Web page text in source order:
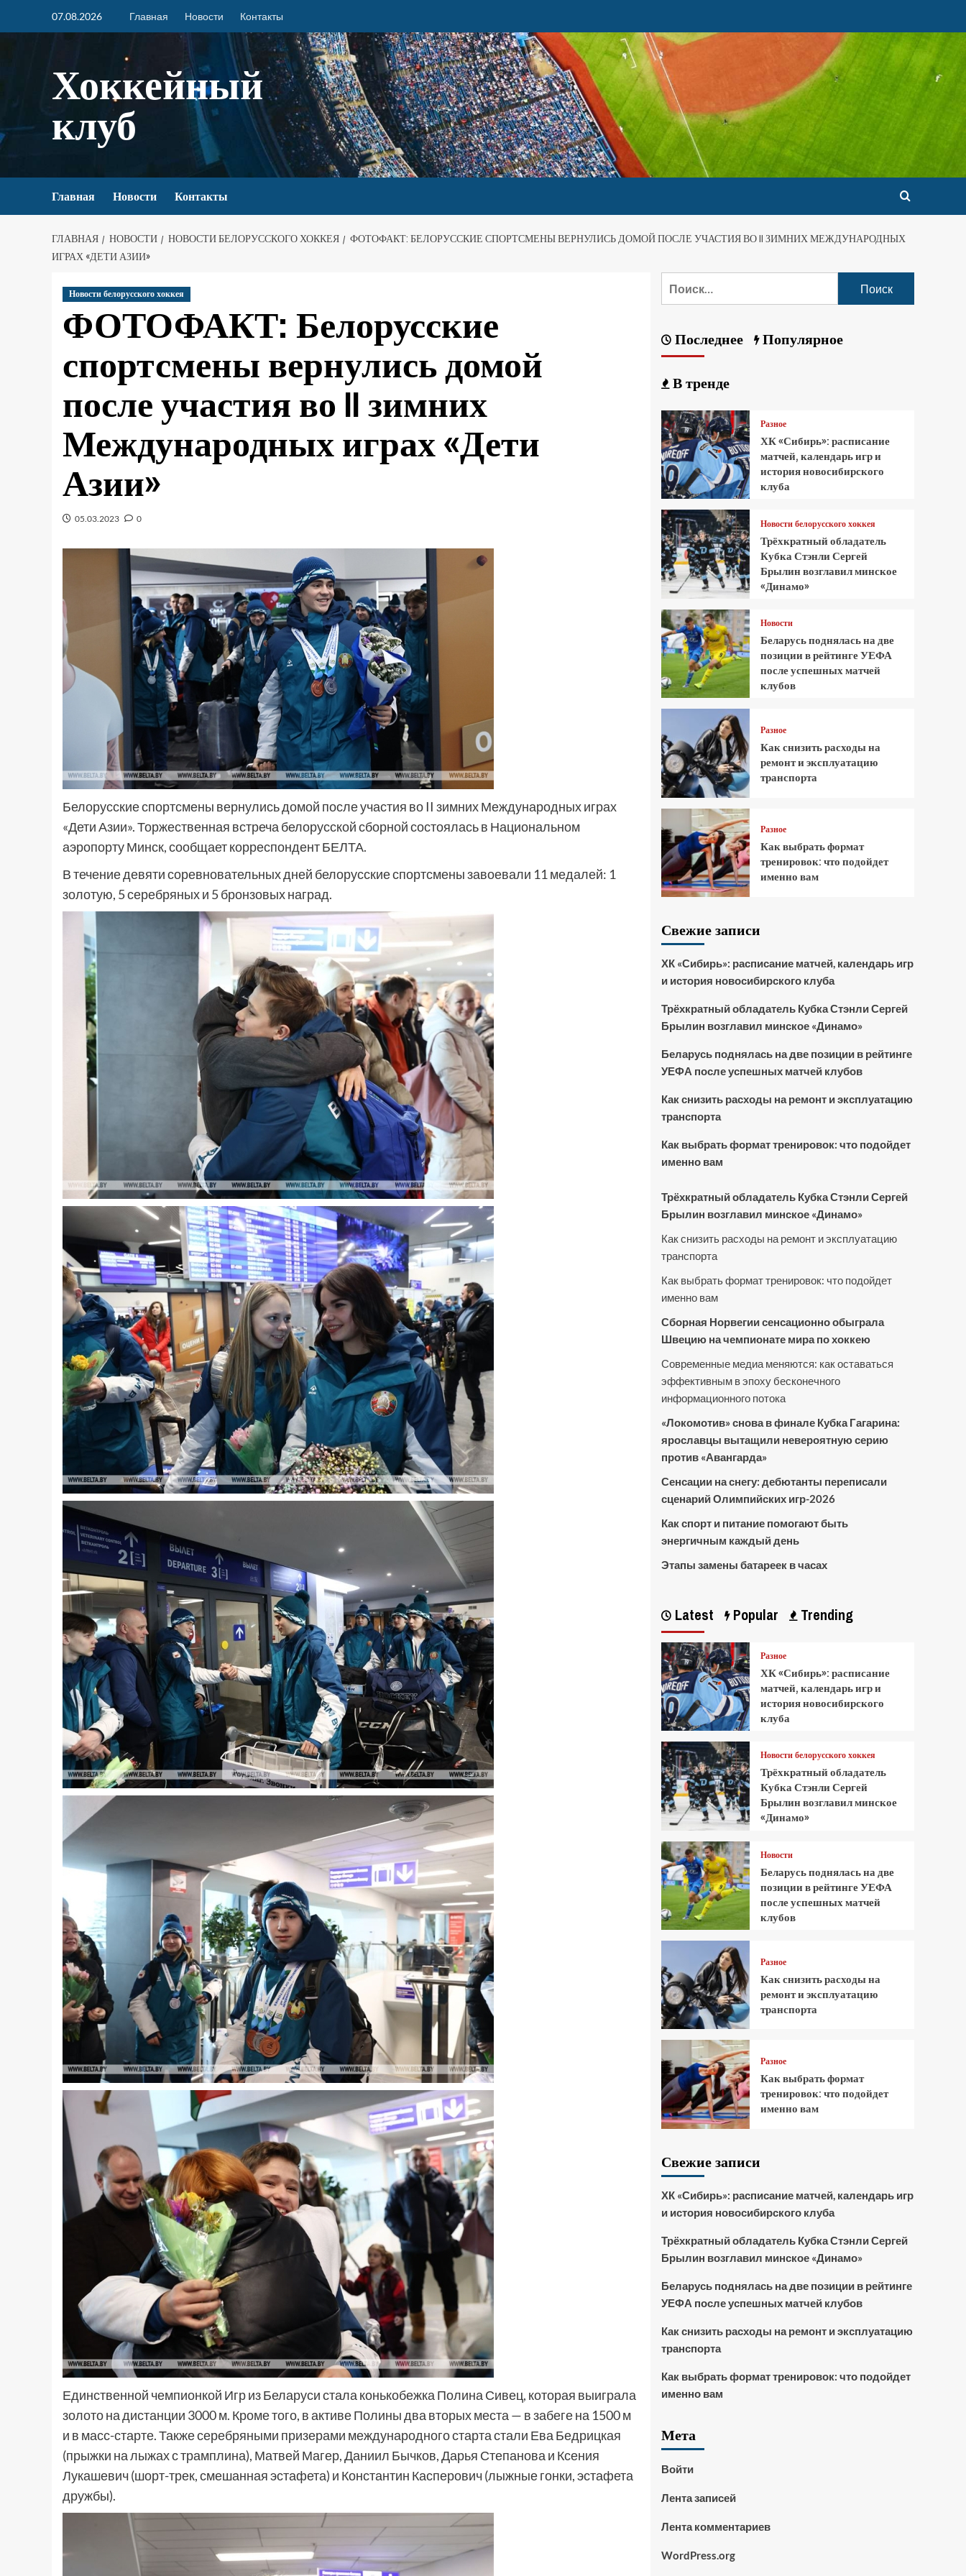
07.08.2026 Главная Новости Контакты
Хоккейный
клуб
Главная Новости Контакты
ГЛАВНАЯ НОВОСТИ НОВОСТИ БЕЛОРУССКОГО ХОККЕЯ
ФОТОФАКТ: БЕЛОРУССКИЕ СПОРТСМЕНЫ ВЕРНУЛИСЬ ДОМОЙ ПОСЛЕ УЧАСТИЯ ВО II ЗИМНИХ МЕЖДУНАРОДНЫХ
ИГРАХ «ДЕТИ АЗИИ»
Новости белорусского хоккея
ФОТОФАКТ: Белорусские
спортсмены вернулись домой
после участия во II зимних
Международных играх «Дети
Азии»
05.03.2023 0
Белорусские спортсмены вернулись домой после участия во II зимних Международных играх
«Дети Азии». Торжественная встреча белорусской сборной состоялась в Национальном
аэропорту Минск, сообщает корреспондент БЕЛТА.
В течение девяти соревновательных дней белорусские спортсмены завоевали 11 медалей: 1
золотую, 5 серебряных и 5 бронзовых наград.
Единственной чемпионкой Игр из Беларуси стала конькобежка Полина Сивец, которая выиграла
золото на дистанции 3000 м. Кроме того, в активе Полины два вторых места — в забеге на 1500 м
и в масс-старте. Также серебряными призерами международного старта стали Ева Бедрицкая
(прыжки на лыжах с трамплина), Матвей Магер, Даниил Бычков, Дарья Степанова и Ксения
Лукашевич (шорт-трек, смешанная эстафета) и Константин Касперович (лыжные гонки, эстафета
дружбы).
Последнее Популярное
В тренде
Разное
ХК «Сибирь»: расписание
матчей, календарь игр и
история новосибирского
клуба
Новости белорусского хоккея
Трёхкратный обладатель
Кубка Стэнли Сергей
Брылин возглавил минское
«Динамо»
Новости
Беларусь поднялась на две
позиции в рейтинге УЕФА
после успешных матчей
клубов
Разное
Как снизить расходы на
ремонт и эксплуатацию
транспорта
Разное
Как выбрать формат
тренировок: что подойдет
именно вам
Свежие записи
ХК «Сибирь»: расписание матчей, календарь игр
и история новосибирского клуба
Трёхкратный обладатель Кубка Стэнли Сергей
Брылин возглавил минское «Динамо»
Беларусь поднялась на две позиции в рейтинге
УЕФА после успешных матчей клубов
Как снизить расходы на ремонт и эксплуатацию
транспорта
Как выбрать формат тренировок: что подойдет
именно вам
Трёхкратный обладатель Кубка Стэнли Сергей
Брылин возглавил минское «Динамо»
Как снизить расходы на ремонт и эксплуатацию
транспорта
Как выбрать формат тренировок: что подойдет
именно вам
Сборная Норвегии сенсационно обыграла
Швецию на чемпионате мира по хоккею
Современные медиа меняются: как оставаться
эффективным в эпоху бесконечного
информационного потока
«Локомотив» снова в финале Кубка Гагарина:
ярославцы вытащили невероятную серию
против «Авангарда»
Сенсации на снегу: дебютанты переписали
сценарий Олимпийских игр-2026
Как спорт и питание помогают быть
энергичным каждый день
Этапы замены батареек в часах
Latest Popular Trending
Разное
ХК «Сибирь»: расписание
матчей, календарь игр и
история новосибирского
клуба
Новости белорусского хоккея
Трёхкратный обладатель
Кубка Стэнли Сергей
Брылин возглавил минское
«Динамо»
Новости
Беларусь поднялась на две
позиции в рейтинге УЕФА
после успешных матчей
клубов
Разное
Как снизить расходы на
ремонт и эксплуатацию
транспорта
Разное
Как выбрать формат
тренировок: что подойдет
именно вам
Свежие записи
ХК «Сибирь»: расписание матчей, календарь игр
и история новосибирского клуба
Трёхкратный обладатель Кубка Стэнли Сергей
Брылин возглавил минское «Динамо»
Беларусь поднялась на две позиции в рейтинге
УЕФА после успешных матчей клубов
Как снизить расходы на ремонт и эксплуатацию
транспорта
Как выбрать формат тренировок: что подойдет
именно вам
Мета
Войти
Лента записей
Лента комментариев
WordPress.org